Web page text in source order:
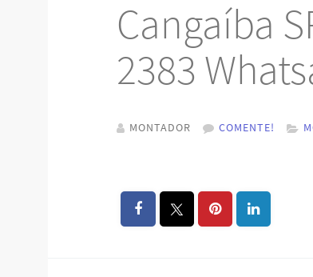
Cangaíba
2383
MONTADOR COMENTE!